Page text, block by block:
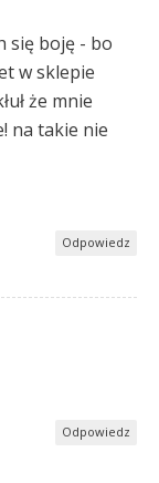
się boję - bo
w sklepie
że mnie
na takie nie
Odpowiedz
Odpowiedz